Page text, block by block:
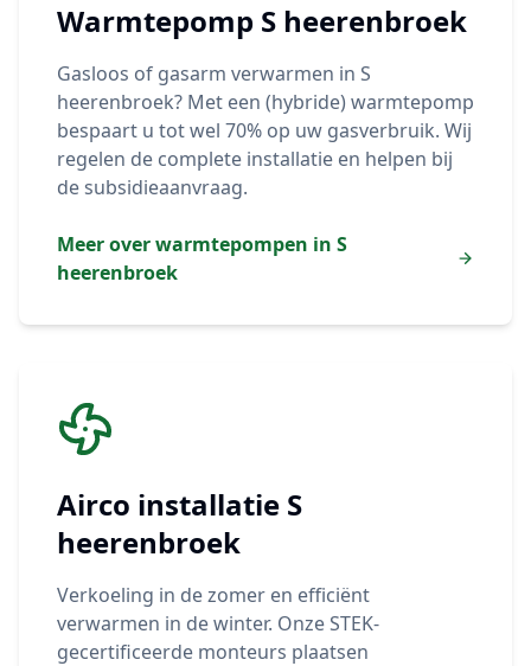
Warmtepomp S heerenbroek
Gasloos of gasarm verwarmen in S
heerenbroek? Met een (hybride) warmtepomp
bespaart u tot wel 70% op uw gasverbruik. Wij
regelen de complete installatie en helpen bij
de subsidieaanvraag.
Meer over warmtepompen in S
heerenbroek
Airco installatie S
heerenbroek
Verkoeling in de zomer en efficiënt
verwarmen in de winter. Onze STEK-
gecertificeerde monteurs plaatsen